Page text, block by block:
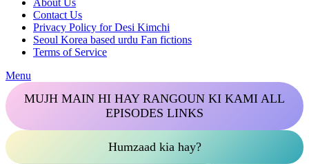
About Us
Contact Us
Privacy Policy for Desi Kimchi
Seoul Korea based urdu Fan fictions
Terms of Service
Menu
MUJH MAIN HI HAY RANGOUN KI KAMI ALL
EPISODES LINKS
Humzaad kia hay?